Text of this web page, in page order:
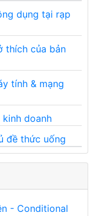
dụng tại rạp
thích của bản
tính & mạng
doanh
đề thức uống
- Conditional